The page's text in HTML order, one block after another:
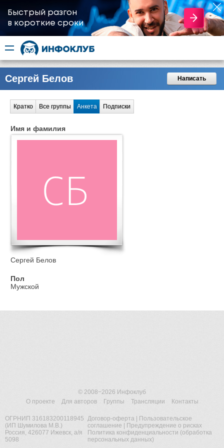
Быстрый разгон
​в короткие сроки
Сергей Белов Написать
Кратко Все группы Анкета Подписки
Имя и фамилия
Сергей Белов
Пол
Мужской
© 2008−2026 Инфоклуб
О проекте
Для авторов Группы Трансляции Контакты
ОГРНИП 316183200118945
(ИП Шумилова М.В.)
Россия, 426077 Ижевск, а/я
5098
Договор-оферта|
Пользовательское
соглашение
Предупреждение о рисках
Политика конфиденциальности (обработка
персональных данных)